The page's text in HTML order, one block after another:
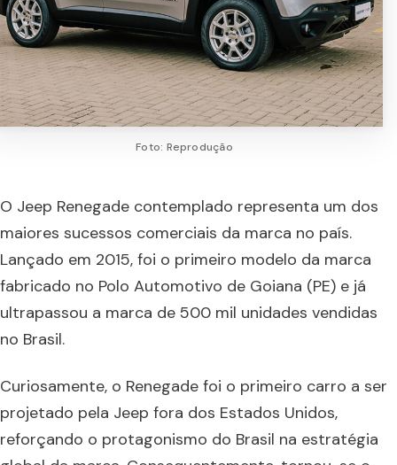
Foto: Reprodução
O Jeep Renegade contemplado representa um dos
maiores sucessos comerciais da marca no país.
Lançado em 2015, foi o primeiro modelo da marca
fabricado no Polo Automotivo de Goiana (PE) e já
ultrapassou a marca de 500 mil unidades vendidas
no Brasil.
Curiosamente, o Renegade foi o primeiro carro a ser
projetado pela Jeep fora dos Estados Unidos,
reforçando o protagonismo do Brasil na estratégia